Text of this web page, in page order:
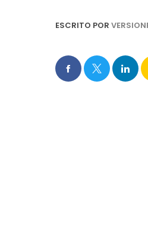
ESCRITO POR